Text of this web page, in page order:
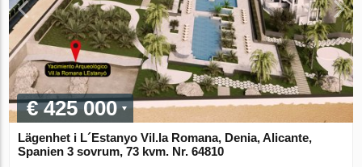
€ 425 000
Lägenhet i L´Estanyo Vil.la Romana, Denia, Alicante,
Spanien 3 sovrum, 73 kvm. Nr. 64810